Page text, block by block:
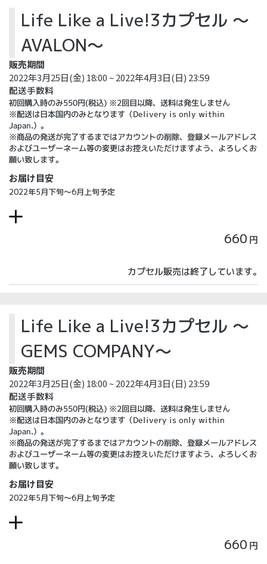
Life Like a Live!3カプセル ～
AVALON～
販売期間
2022年3月25日(金) 18:00 ~ 2022年4月3日(日) 23:59
配送手数料
初回購入時のみ550円(税込) ※2回目以降、送料は発生しません
※配送は日本国内のみとなります（Delivery is only within
Japan.）。
※商品の発送が完了するまではアカウントの削除、登録メールアドレス
およびユーザーネーム等の変更はお控えいただけますよう、よろしくお
願い致します。
お届け目安
2022年5月下旬～6月上旬予定
660 円
カプセル販売は終了しています。
Life Like a Live!3カプセル ～
GEMS COMPANY～
販売期間
2022年3月25日(金) 18:00 ~ 2022年4月3日(日) 23:59
配送手数料
初回購入時のみ550円(税込) ※2回目以降、送料は発生しません
※配送は日本国内のみとなります（Delivery is only within
Japan.）。
※商品の発送が完了するまではアカウントの削除、登録メールアドレス
およびユーザーネーム等の変更はお控えいただけますよう、よろしくお
願い致します。
お届け目安
2022年5月下旬～6月上旬予定
660 円